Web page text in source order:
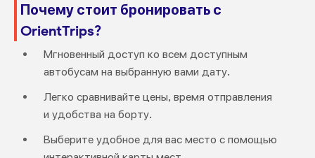
Почему стоит бронировать с
OrientTrips?
Мгновенный доступ ко всем доступным
автобусам на выбранную вами дату.
Легко сравнивайте цены, время отправления
и удобства на борту.
Выберите удобное для вас место с помощью